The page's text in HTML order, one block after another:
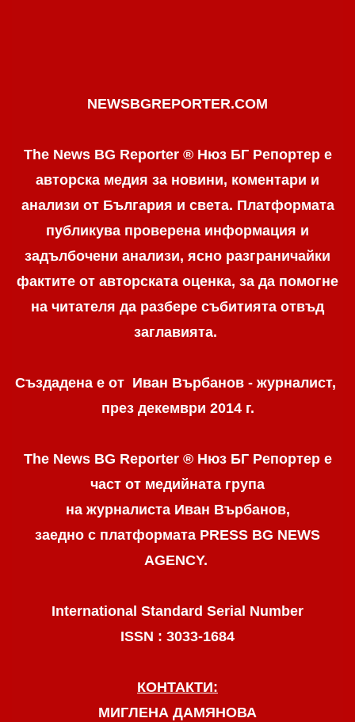
NEWSBGREPORTER.COM
The News BG Reporter ® Нюз БГ Репортер е
авторска медия за новини, коментари и
анализи от България и света. Платформата
публикува проверена информация и
задълбочени анализи, ясно разграничaйки
фактите от авторската оценка, за да помогне
на читателя да разбере събитията отвъд
заглавията.
Създадена е от Иван Върбанов - журналист,
през декември 2014 г.
The News BG Reporter ® Нюз БГ Репортере
част от медийната група
на журналиста Иван Върбанов,
заедно с платформата PRESS BG NEWS
AGENCY.
International Standard Serial Number
ISSN : 3033-1684
КОНТАКТИ:
МИГЛЕНА ДАМЯНОВА